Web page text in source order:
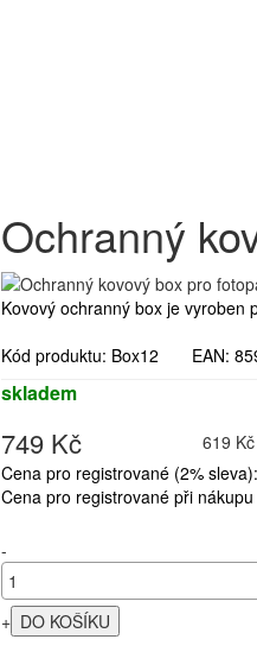
Ochranný
Kovový ochranný box je vyroben
Kód produktu: Box12 EAN:
skladem
749 Kč
619
Cena pro registrované (2%
Cena pro registrované při
-
+